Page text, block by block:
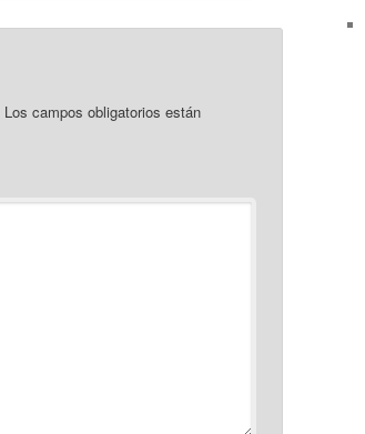
Los campos obligatorios están